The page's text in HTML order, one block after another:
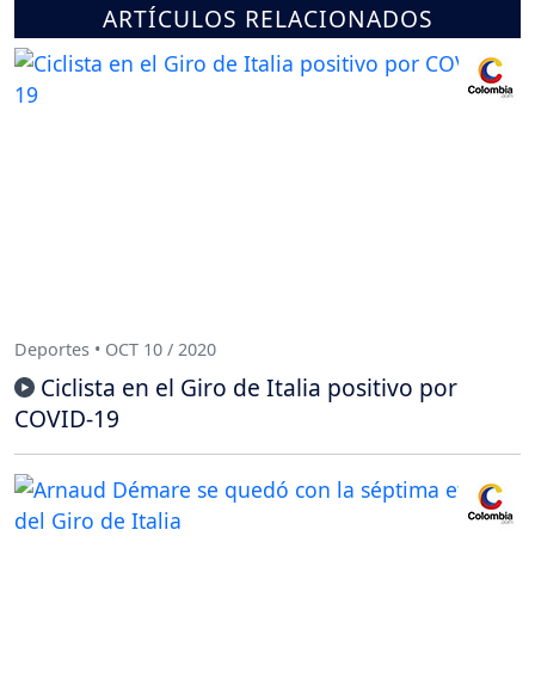
ARTÍCULOS RELACIONADOS
Deportes • OCT 10 / 2020
Ciclista en el Giro de Italia positivo por
COVID-19